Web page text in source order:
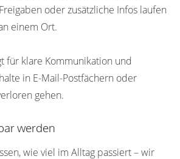
oder zusätzliche Infos laufen
einem Ort.
für klare Kommunikation und
in E-Mail-Postfächern oder
gehen.
werden
wie viel im Alltag passiert – wir